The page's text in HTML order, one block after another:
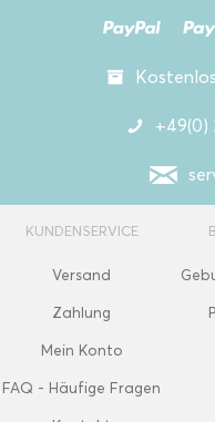
+49(0)
KUNDENSERVICE
Versand
Zahlung
Mein Konto
FAQ - Häufige Fragen